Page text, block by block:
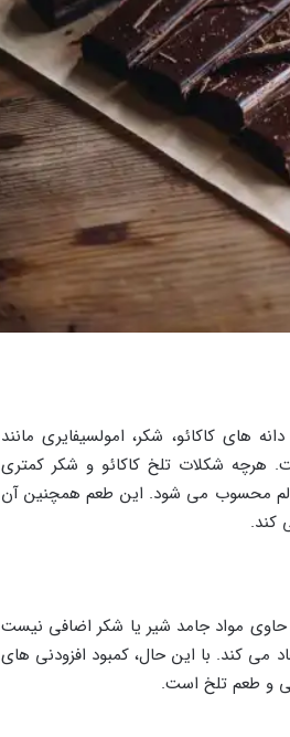
های کاکائو، شکر، امولسیفایری مانند
هرچه شکلات تلخ کاکائو و شکر کمتری
محسوب می شود. این طعم همچنین آن
کند.
مواد جامد شیر یا شکر اضافی نیست
می کند. با این حال، کمبود افزودنی های
و طعم تلخ است.